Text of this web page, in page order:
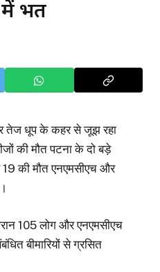
भर्ती
तेज धूप के कहर से जूझ रहा
की मौत पटना के दो बड़े
की मौत एनएमसीएच और
105 लोग और एनएमसीएच
बीमारियों से ग्रसित